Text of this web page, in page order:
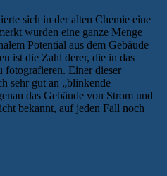
sich in der alten Chemie eine
wurden eine ganze Menge
Potential aus dem Gebäude
ist die Zahl derer, die in das
fotografieren. Einer dieser
sehr gut an „blinkende
das Gebäude von Strom und
bekannt, auf jeden Fall noch